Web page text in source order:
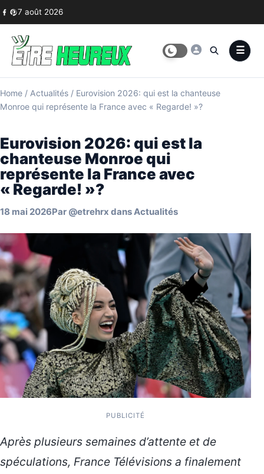
Skip to content
7 août 2026
Home / Actualités / Eurovision 2026: qui est la chanteuse
Monroe qui représente la France avec « Regarde! »?
Eurovision 2026: qui est la
chanteuse Monroe qui
représente la France avec
« Regarde! »?
18 mai 2026Par @etrehrx dansActualités
PUBLICITÉ
Après plusieurs semaines d’attente et de
spéculations, France Télévisions a finalement